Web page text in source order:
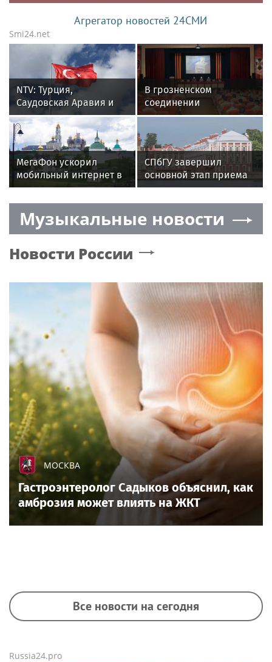
Агрегатор новостей 24СМИ
Smi24.net
NTV: Турция,
Саудовская Аравия и
Пакистан
объединились в
военный альянс
В грозненском
соединении
Росгвардии прошла
представителями
избирательной
комиссии
МегаФон ускорил
мобильный интернет в
подмосковном городе
СПбГУ завершил
основной этап приема
раньше
Музыкальные новости
Новости России
МОСКВА
Гастроэнтеролог Садыков объяснил, как
амброзия может влиять на ЖКТ
Все новости на сегодня
Russia24.pro